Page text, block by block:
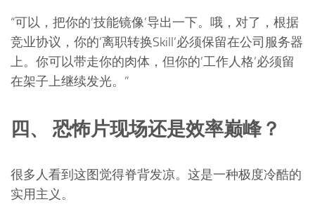
“可以，把你的’技能镜像’导出一下。哦，对了，根据
竞业协议，你的’离职转换Skill’必须保留在公司服务器
上。你可以带走你的肉体，但你的’工作人格’必须留
在架子上继续发光。”
四、 恐怖片现场还是效率巅峰？
很多人看到这图觉得脊背发凉。这是一种极度冷酷的
实用主义。